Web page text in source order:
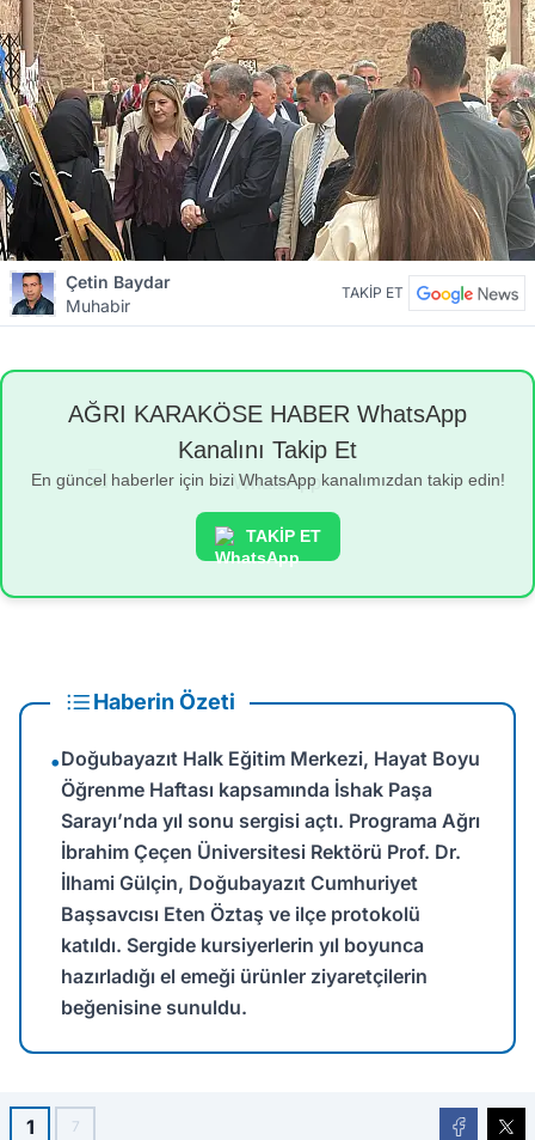
Çetin Baydar
Muhabir
TAKİP ET
AĞRI KARAKÖSE HABER WhatsApp
Kanalını Takip Et
En güncel haberler için bizi WhatsApp kanalımızdan takip edin!
TAKİP ET
Haberin Özeti
•Doğubayazıt Halk Eğitim Merkezi, Hayat Boyu
Öğrenme Haftası kapsamında İshak Paşa
Sarayı’nda yıl sonu sergisi açtı. Programa Ağrı
İbrahim Çeçen Üniversitesi Rektörü Prof. Dr.
İlhami Gülçin, Doğubayazıt Cumhuriyet
Başsavcısı Eten Öztaş ve ilçe protokolü
katıldı. Sergide kursiyerlerin yıl boyunca
hazırladığı el emeği ürünler ziyaretçilerin
beğenisine sunuldu.
1 7